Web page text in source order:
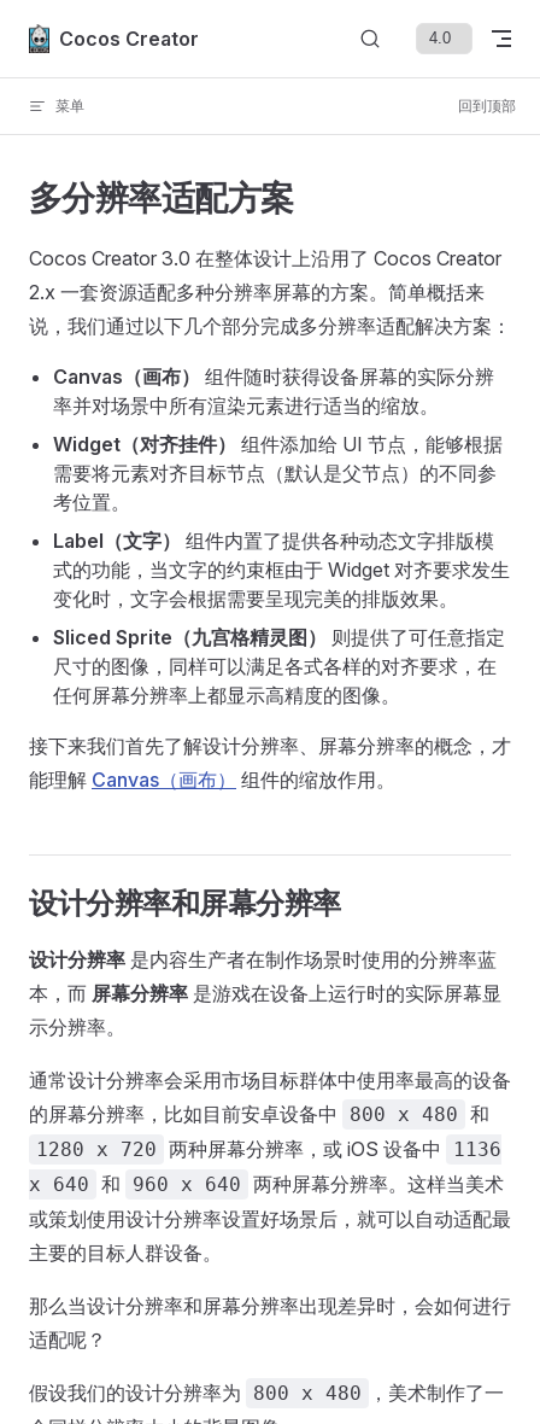
Skip to content
Cocos Creator
菜单 回到顶部
多分辨率适配方案
Cocos Creator 3.0 在整体设计上沿用了 Cocos Creator
2.x 一套资源适配多种分辨率屏幕的方案。简单概括来
说，我们通过以下几个部分完成多分辨率适配解决方案：
Canvas（画布）
组件随时获得设备屏幕的实际分辨
率并对场景中所有渲染元素进行适当的缩放。
Widget（对齐挂件）
组件添加给 UI 节点，能够根据
需要将元素对齐目标节点（默认是父节点）的不同参
考位置。
Label（文字）
组件内置了提供各种动态文字排版模
式的功能，当文字的约束框由于 Widget 对齐要求发生
变化时，文字会根据需要呈现完美的排版效果。
Sliced Sprite（九宫格精灵图）
则提供了可任意指定
尺寸的图像，同样可以满足各式各样的对齐要求，在
任何屏幕分辨率上都显示高精度的图像。
接下来我们首先了解设计分辨率、屏幕分辨率的概念，才
能理解 Canvas（画布） 组件的缩放作用。
设计分辨率和屏幕分辨率
设计分辨率 是内容生产者在制作场景时使用的分辨率蓝
本，而 屏幕分辨率 是游戏在设备上运行时的实际屏幕显
示分辨率。
通常设计分辨率会采用市场目标群体中使用率最高的设备
的屏幕分辨率，比如目前安卓设备中
800 x 480 和
1280 x 720 两种屏幕分辨率，或 iOS 设备中
1136
x 640 和 960 x 640 两种屏幕分辨率。这样当美术
或策划使用设计分辨率设置好场景后，就可以自动适配最
主要的目标人群设备。
那么当设计分辨率和屏幕分辨率出现差异时，会如何进行
适配呢？
假设我们的设计分辨率为 800 x 480
，美术制作了一